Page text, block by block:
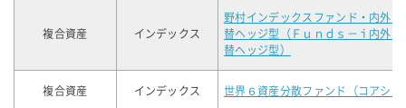
複合資産 インデックス
野村インデックスファンド・内外
替ヘッジ型（Ｆｕｎｄｓ－ｉ内外７
替ヘッジ型）
複合資産 インデックス 世界６資産分散ファンド（コアシッ